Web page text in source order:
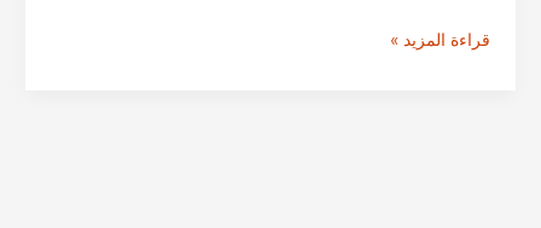
الدكتور
قراءة المزيد »